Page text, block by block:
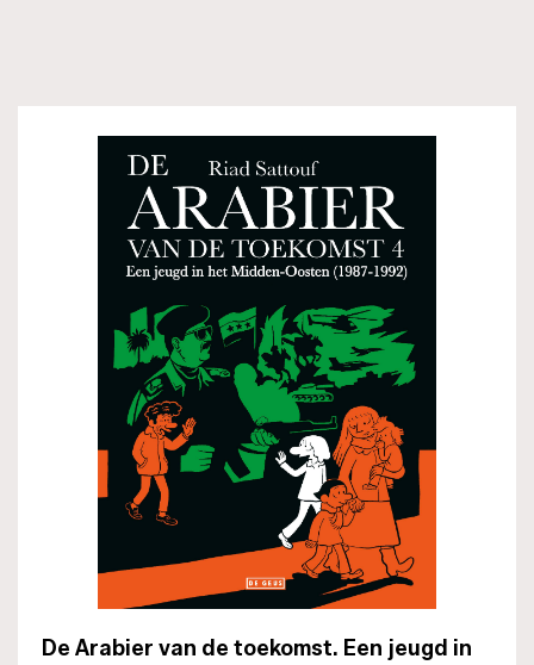
De Arabier van de toekomst. Een jeugd in